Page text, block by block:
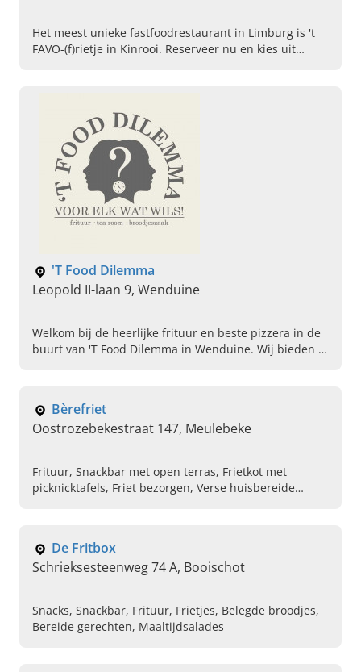
Het meest unieke fastfoodrestaurant in Limburg is 't
FAVO-(f)rietje in Kinrooi. Reserveer nu en kies uit
'T Food Dilemma
Leopold II-laan 9, Wenduine
Welkom bij de heerlijke frituur en beste pizzera in de
buurt van 'T Food Dilemma in Wenduine. Wij bieden u
Bèrefriet
Oostrozebekestraat 147, Meulebeke
Frituur, Snackbar met open terras, Frietkot met
picknicktafels, Friet bezorgen, Verse huisbereide
De Fritbox
Schrieksesteenweg 74 A, Booischot
Snacks, Snackbar, Frituur, Frietjes, Belegde broodjes,
Bereide gerechten, Maaltijdsalades